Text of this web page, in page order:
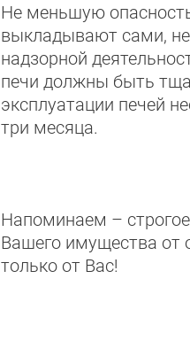
Не меньшую
выкладывают сами, не
надзорной
печи должны быть
эксплуатации печей
три месяца.
Напоминаем –
Вашего имущества от
только от Вас!